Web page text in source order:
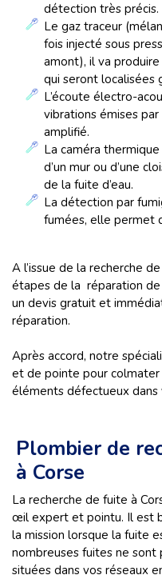
détection très précis.
Le gaz traceur
fois injecté sous
amont), il va
qui seront localisées
L’écoute électro-
vibrations émises par
amplifié.
La caméra
d’un mur ou d’une
de la fuite d’eau.
La détection par
fumées, elle permet
A l’issue de la recherche
étapes de la réparation de
un devis gratuit et
réparation.
Après accord, notre
et de pointe pour
éléments défectueux dans
Plombier de
à Corse
La recherche de fuite à
œil expert et pointu. Il est
la mission lorsque la fuite
nombreuses fuites ne
situées dans vos réseaux